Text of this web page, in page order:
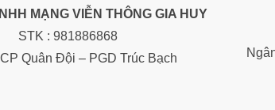
MẠNG VIỄN THÔNG GIA HUY
STK : 981886868
Quân Đội – PGD Trúc Bạch